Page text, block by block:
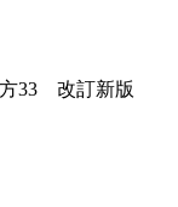
33 改訂新版